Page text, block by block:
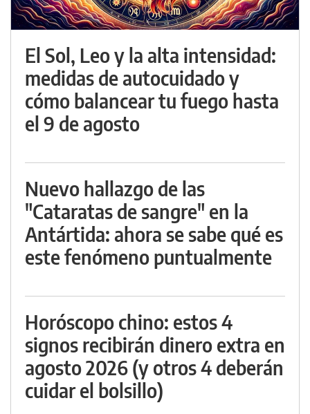
El Sol, Leo y la alta intensidad:
medidas de autocuidado y
cómo balancear tu fuego hasta
el 9 de agosto
Nuevo hallazgo de las
"Cataratas de sangre" en la
Antártida: ahora se sabe qué es
este fenómeno puntualmente
Horóscopo chino: estos 4
signos recibirán dinero extra en
agosto 2026 (y otros 4 deberán
cuidar el bolsillo)